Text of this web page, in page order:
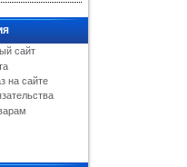
сайт
на сайте